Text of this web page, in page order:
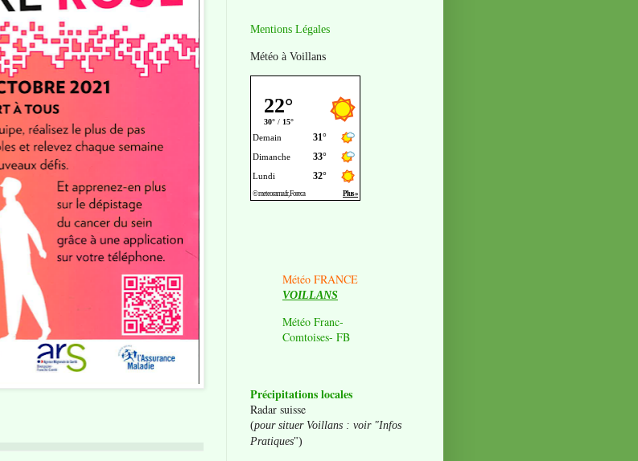
Mentions Légales
Météo à Voillans
Météo FRANCE
VOILLANS
Météo Franc-
Comtoises- FB
Précipitations locales
Radar suisse
(pour situer Voillans : voir "Infos
Pratiques")